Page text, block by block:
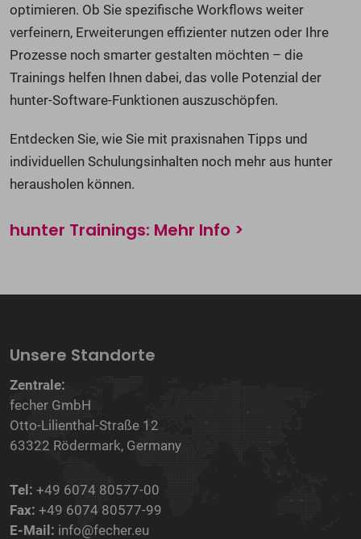
optimieren. Ob Sie spezifische Workflows weiter
verfeinern, Erweiterungen effizienter nutzen oder Ihre
Prozesse noch smarter gestalten möchten – die
Trainings helfen Ihnen dabei, das volle Potenzial der
hunter-Software-Funktionen auszuschöpfen.
Entdecken Sie, wie Sie mit praxisnahen Tipps und
individuellen Schulungsinhalten noch mehr aus hunter
herausholen können.
hunter Trainings: Mehr Info >
Unsere Standorte
Zentrale:
fecher GmbH
Otto-Lilienthal-Straße 12
63322 Rödermark, Germany
Tel: +49 6074 80577-00
Fax: +49 6074 80577-99
E-Mail: info@fecher.eu